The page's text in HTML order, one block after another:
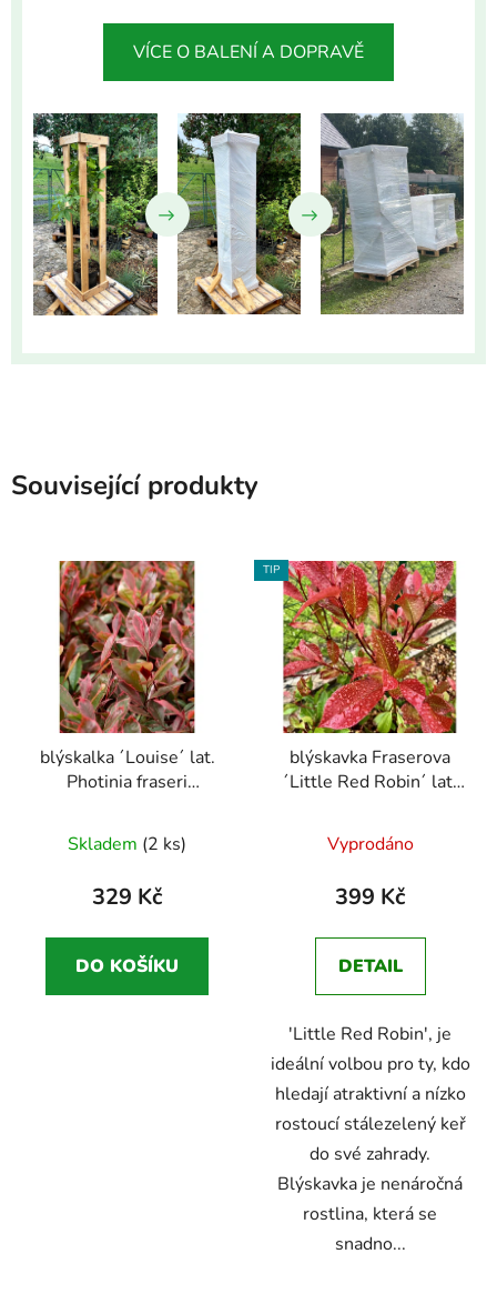
VÍCE O BALENÍ A DOPRAVĚ
Související produkty
blýskalka ´Louise´ lat.
Photinia fraseri
Stálezelené keře s
dekorativními
Skladem (2 ks)
329 Kč
DO KOŠÍKU
TIP
blýskavka Fraserova
´Little Red Robin´ lat.
blýskalka
Stálezelené
keře s dekorativními
Vyprodáno
399 Kč
DETAIL
'Little Red Robin', je
ideální volbou pro ty, kdo
hledají atraktivní a nízko
rostoucí stálezelený keř
do své zahrady.
Blýskavka je nenáročná
rostlina, která se
snadno...